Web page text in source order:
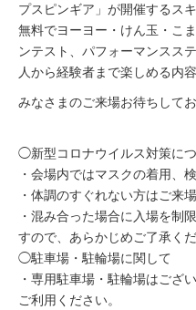
プスピンギア」が開催するス
無料でヨーヨー・けん玉・こ
ンテスト、パフォーマンスス
人から経験者まで楽しめる内
みなさまのご来場お待ちしてお
◯新型コロナウイルス対策に
・会場内ではマスクの着用、
・体調のすぐれない方はご来
・混み合った場合に入場を制
すので、あらかじめご了承くだ
◯駐車場・駐輪場に関して
・専用駐車場・駐輪場はござ
ご利用ください。